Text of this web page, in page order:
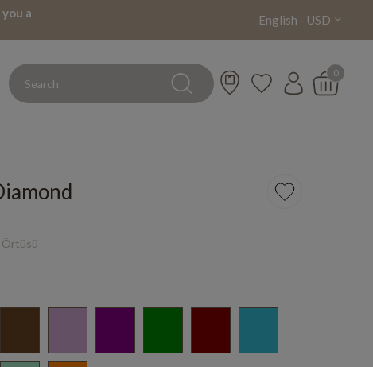
a
English - USD
0
Örtüsü